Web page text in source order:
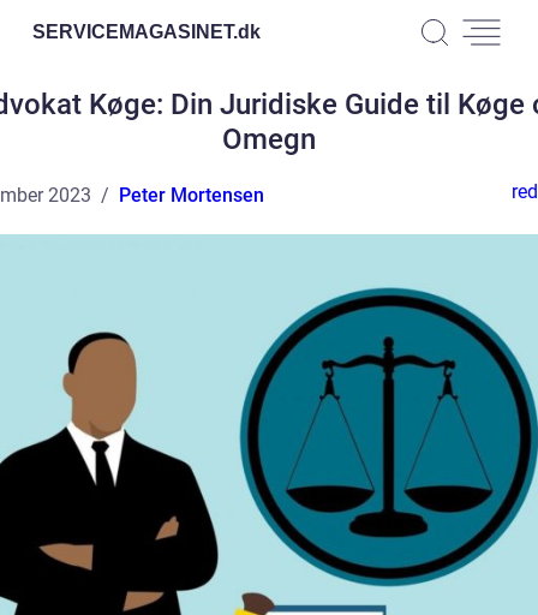
SERVICEMAGASINET.dk
Køge: Din Juridiske Guide til Køge
Omegn
2023 Peter Mortensen